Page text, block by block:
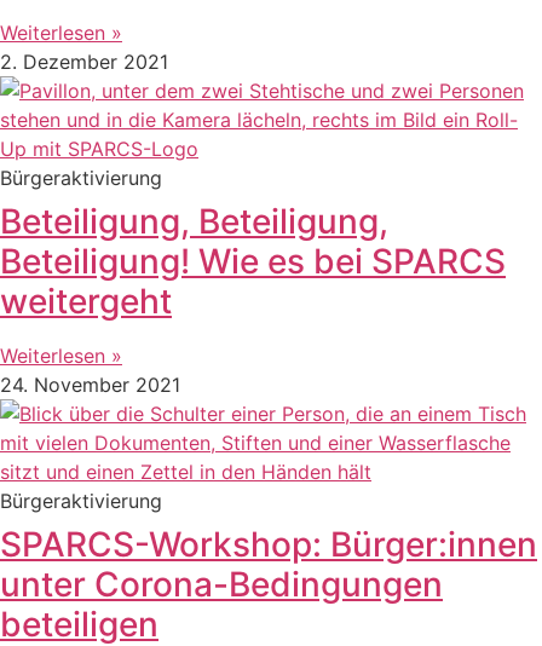
Weiterlesen »
2. Dezember 2021
Bürgeraktivierung
Beteiligung, Beteiligung,
Beteiligung! Wie es bei SPARCS
weitergeht
Weiterlesen »
24. November 2021
Bürgeraktivierung
SPARCS-Workshop: Bürger:innen
unter Corona-Bedingungen
beteiligen